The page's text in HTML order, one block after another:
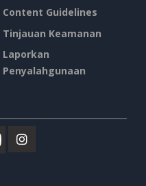
Content Guidelines
Tinjauan Keamanan
Laporkan
Penyalahgunaan